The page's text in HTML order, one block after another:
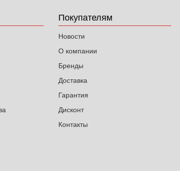
Покупателям
Новости
О компании
Бренды
Доставка
Гарантия
Дисконт
Контакты